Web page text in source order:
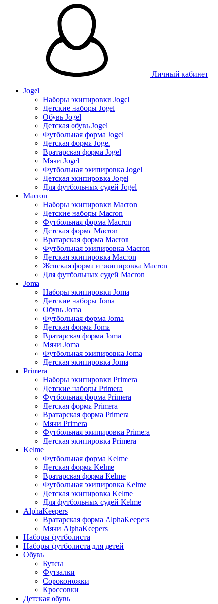
Личный кабинет
Jogel
Наборы экипировки Jogel
Детские наборы Jogel
Обувь Jogel
Детская обувь Jogel
Футбольная форма Jogel
Детская форма Jogel
Вратарская форма Jogel
Мячи Jogel
Футбольная экипировка Jogel
Детская экипировка Jogel
Для футбольных судей Jogel
Macron
Наборы экипировки Macron
Детские наборы Macron
Футбольная форма Macron
Детская форма Macron
Вратарская форма Macron
Футбольная экипировка Macron
Детская экипировка Macron
Женская форма и экипировка Macron
Для футбольных судей Macron
Joma
Наборы экипировки Joma
Детские наборы Joma
Обувь Joma
Футбольная форма Joma
Детская форма Joma
Вратарская форма Joma
Мячи Joma
Футбольная экипировка Joma
Детская экипировка Joma
Primera
Наборы экипировки Primera
Детские наборы Primera
Футбольная форма Primera
Детская форма Primera
Вратарская форма Primera
Мячи Primera
Футбольная экипировка Primera
Детская экипировка Primera
Kelme
Футбольная форма Kelme
Детская форма Kelme
Вратарская форма Kelme
Футбольная экипировка Kelme
Детская экипировка Kelme
Для футбольных судей Kelme
AlphaKeepers
Вратарская форма AlphaKeepers
Мячи AlphaKeepers
Наборы футболиста
Наборы футболиста для детей
Обувь
Бутсы
Футзалки
Сороконожки
Кроссовки
Детская обувь